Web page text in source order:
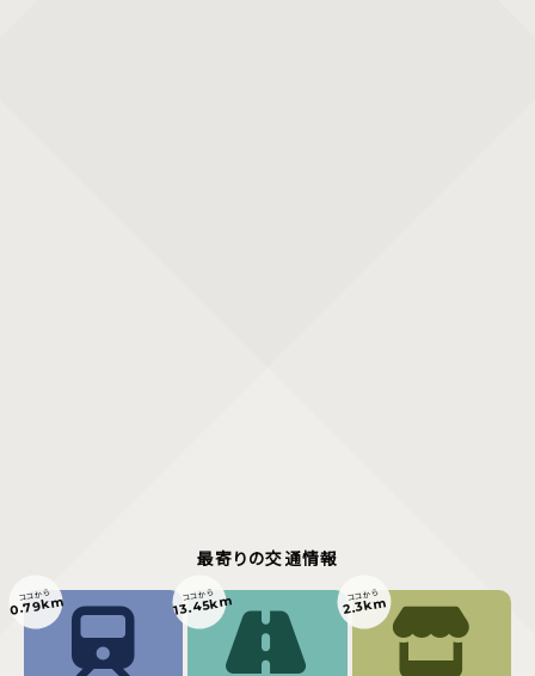
最寄りの交通情報
ココから
0.79km ココから
13.45km ココから
2.3km